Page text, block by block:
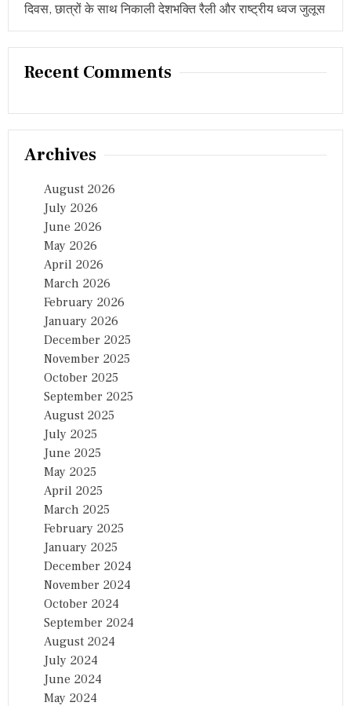
दिवस, छात्रों के साथ निकाली देशभक्ति रैली और राष्ट्रीय ध्वज जुलूस
Recent Comments
Archives
August 2026
July 2026
June 2026
May 2026
April 2026
March 2026
February 2026
January 2026
December 2025
November 2025
October 2025
September 2025
August 2025
July 2025
June 2025
May 2025
April 2025
March 2025
February 2025
January 2025
December 2024
November 2024
October 2024
September 2024
August 2024
July 2024
June 2024
May 2024